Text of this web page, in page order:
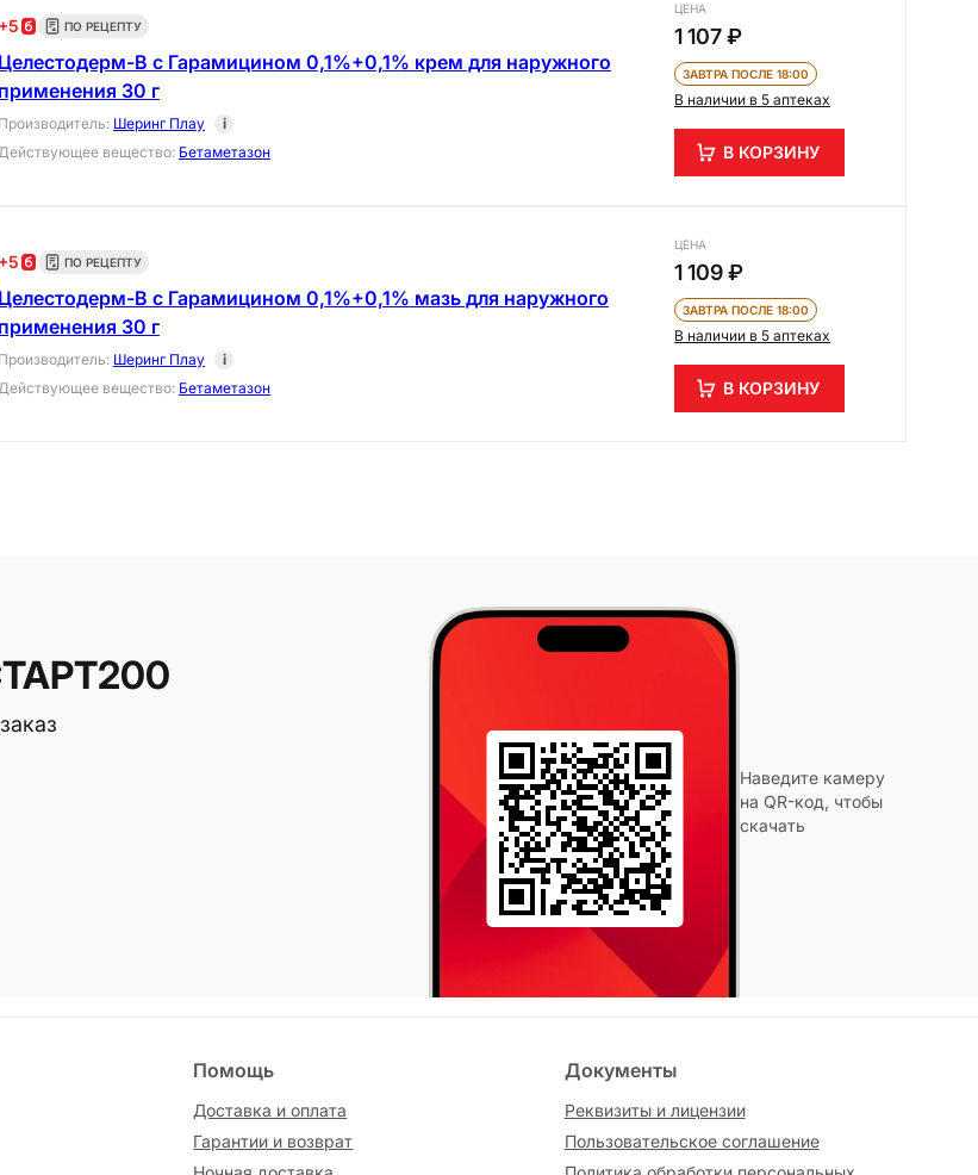
+5 ПО РЕЦЕПТУ
Целестодерм-В с Гарамицином 0,1%+0,1% крем для наружного
применения 30 г
Производитель: Шеринг Плау
i
вещество: Бетаметазон
ЦЕНА
1 107 ₽
ЗАВТРА ПОСЛЕ 18:00
В наличии в 5 аптеках
В КОРЗИНУ
+5 ПО РЕЦЕПТУ
Целестодерм-В с Гарамицином 0,1%+0,1% мазь для наружного
применения 30 г
Производитель: Шеринг Плау
i
вещество: Бетаметазон
ЦЕНА
1 109 ₽
ЗАВТРА ПОСЛЕ 18:00
В наличии в 5 аптеках
В КОРЗИНУ
Наведите камеру
на QR-код, чтобы
скачать
Помощь
Доставка и оплата
Гарантии и возврат
Документы
Реквизиты и лицензии
Пользовательское соглашение